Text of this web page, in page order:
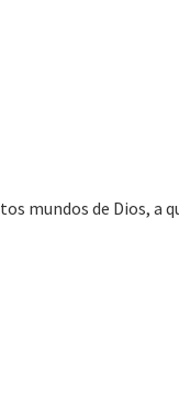
mundos de Dios, a